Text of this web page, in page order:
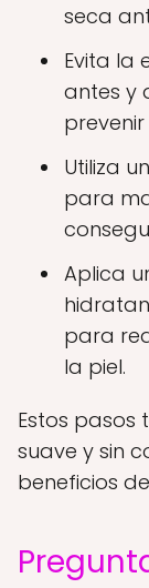
seca
Evita la
antes y
Utiliza
para
Aplica
para
la piel.
Estos
suave y sin
beneficios